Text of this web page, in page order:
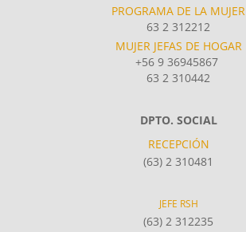
PROGRAMA DE LA MUJER
63 2 312212
MUJER JEFAS DE HOGAR
+56 9 36945867
63 2 310442
DPTO. SOCIAL
RECEPCIÓN
(63) 2 310481
JEFE RSH
(63) 2 312235